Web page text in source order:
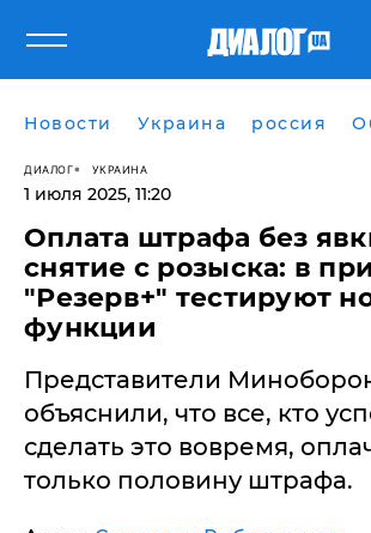
Новости Украина россия
ДИАЛОГ УКРАИНА
1 июля 2025, 11:20
Оплата штрафа без
снятие с розыска: в
"Резерв+" тестируют
функции
Представители
объяснили, что все, кто
сделать это вовремя,
только половину штрафа.